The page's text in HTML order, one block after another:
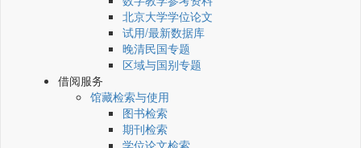
北京大学学位论文
试用/最新数据库
晚清民国专题
区域与国别专题
借阅服务
馆藏检索与使用
图书检索
期刊检索